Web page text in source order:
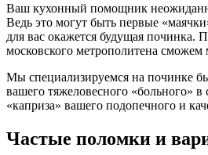
Ваш кухонный помощник неожиданно
Ведь это могут быть первые
для вас окажется будущая починка.
московского метрополитена
Мы специализируемся на починке
вашего тяжеловесного «больного»
«каприза» вашего подопечного и
Частые поломки и